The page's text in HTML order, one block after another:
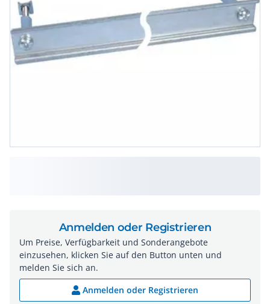
Anmelden oder Registrieren
Um Preise, Verfügbarkeit und Sonderangebote
einzusehen, klicken Sie auf den Button unten und
melden Sie sich an.
Anmelden oder Registrieren